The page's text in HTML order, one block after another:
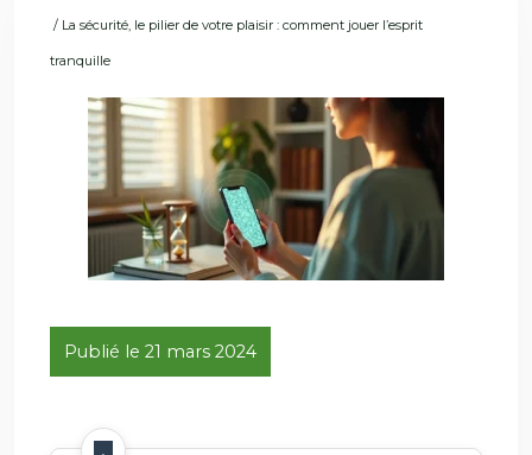
/ La sécurité, le pilier de votre plaisir : comment jouer l’esprit
tranquille
Publié le 21 mars 2024